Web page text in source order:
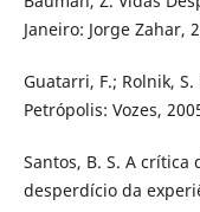
Janeiro: Jorge Zahar,
Guatarri, F.; Rolnik,
Petrópolis: Vozes,
Santos, B. S. A
desperdício da